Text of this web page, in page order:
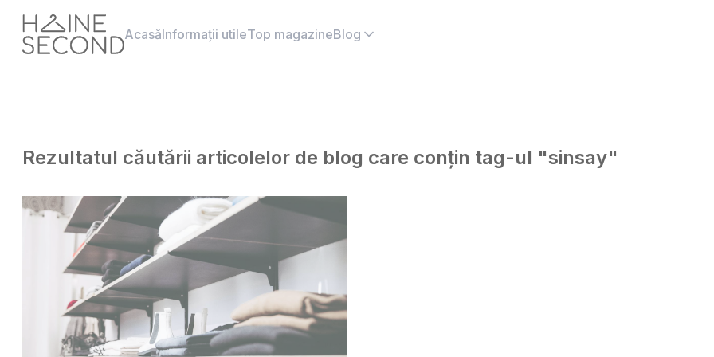
AcasăInformații utileTop magazineBlog
Rezultatul căutării articolelor de blog care conțin tag-ul "sinsay"